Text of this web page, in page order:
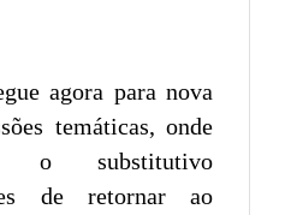
agora para nova
temáticas, onde
o substitutivo
de retornar ao